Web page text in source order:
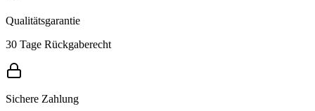
Qualitätsgarantie
30 Tage Rückgaberecht
Sichere Zahlung